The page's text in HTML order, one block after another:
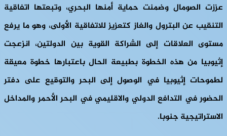
عززت الصومال وضمنت حماية أمنها البحري، وتبعتها اتفاقية
التنقيب عن البترول والغاز كتعزيز للاتفاقية الأولى، وهو ما يرفع
مستوى العلاقات إلى الشراكة القوية بين الدولتين، انزعجت
إثيوبيا من هذه الخطوة بطبيعة الحال باعتبارها خطوة معيقة
لطموحات إثيوبيا في الوصول إلى البحر والتوقيع على دفتر
الحضور في التدافع الدولي والاقليمي في البحر الأحمر والمداخل
الاستراتيجية جنوبا.